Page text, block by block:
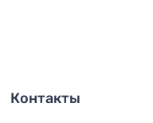
Контакты